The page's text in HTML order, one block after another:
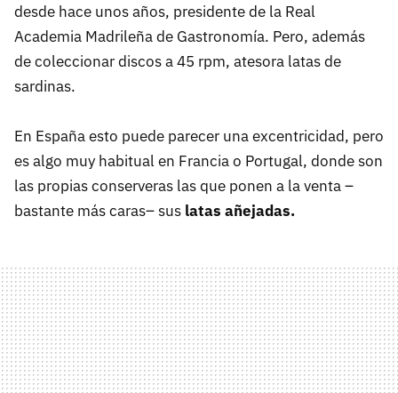
desde hace unos años, presidente de la Real
Academia Madrileña de Gastronomía. Pero, además
de coleccionar discos a 45 rpm, atesora latas de
sardinas.
En España esto puede parecer una excentricidad, pero
es algo muy habitual en Francia o Portugal, donde son
las propias conserveras las que ponen a la venta –
bastante más caras– sus latas añejadas.